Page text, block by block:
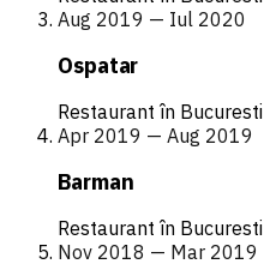
Aug 2019 — Iul 2020
Ospatar
Restaurant în Bucuresti
Apr 2019 — Aug 2019
Barman
Restaurant în Bucuresti
Nov 2018 — Mar 2019